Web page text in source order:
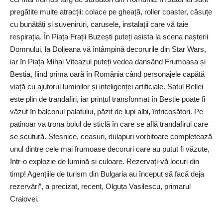
pregătite multe atracții: colace pe gheață, roller coaster, căsuțe
cu bunătăți și suveniruri, carusele, instalații care vă taie
respirația. În Piața Frații Buzești puteți asista la scena nașterii
Domnului, la Doljeana vă întâmpină decorurile din Star Wars,
iar în Piața Mihai Viteazul puteți vedea dansând Frumoasa și
Bestia, fiind prima oară în România când personajele capătă
viață cu ajutorul luminilor și inteligenței artificiale. Satul Bellei
este plin de trandafiri, iar prințul transformat în Bestie poate fi
văzut în balconul palatului, păzit de lupi albi, înfricoșători. Pe
patinoar va trona bolul de sticlă în care se află trandafirul care
se scutură. Sfeșnice, ceasuri, dulapuri vorbitoare completează
unul dintre cele mai frumoase decoruri care au putut fi văzute,
într-o explozie de lumină și culoare. Rezervați-vă locuri din
timp! Agențiile de turism din Bulgaria au început să facă deja
rezervări”, a precizat, recent, Olguța Vasilescu, primarul
Craiovei.